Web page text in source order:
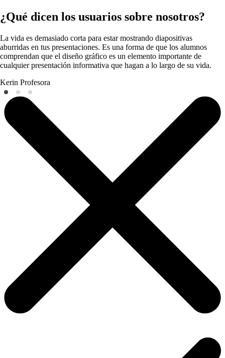
¿Qué dicen los usuarios sobre nosotros?
La vida es demasiado corta para estar mostrando diapositivas
aburridas en tus presentaciones. Es una forma de que los alumnos
comprendan que el diseño gráfico es un elemento importante de
cualquier presentación informativa que hagan a lo largo de su vida.
Kerin Profesora